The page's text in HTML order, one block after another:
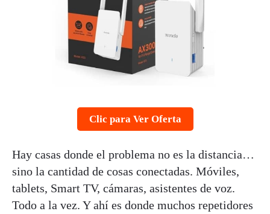
Clic para Ver Oferta
Hay casas donde el problema no es la distancia…
sino la cantidad de cosas conectadas. Móviles,
tablets, Smart TV, cámaras, asistentes de voz.
Todo a la vez. Y ahí es donde muchos repetidores